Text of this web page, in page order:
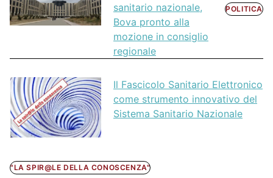
sanitario nazionale,
Bova pronto alla
mozione in consiglio
regionale
POLITICA
Il Fascicolo Sanitario Elettronico
come strumento innovativo del
Sistema Sanitario Nazionale
"LA SPIR@LE DELLA CONOSCENZA"